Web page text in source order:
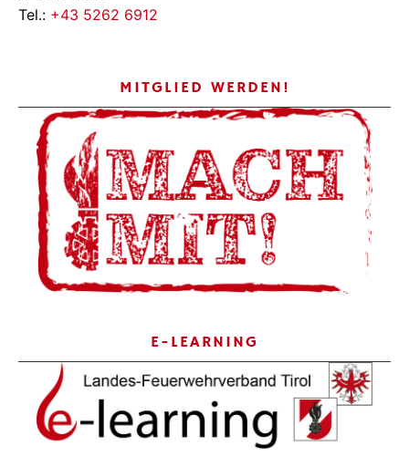
Tel.: +43 5262 6912
MITGLIED WERDEN!
E-LEARNING